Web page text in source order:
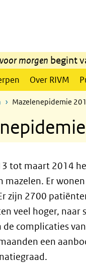
morgen begint
Over RIVM
Mazelenepidemie
tot maart 2014
mazelen. Er
zijn 2700
veel hoger, naar
de complicaties
een